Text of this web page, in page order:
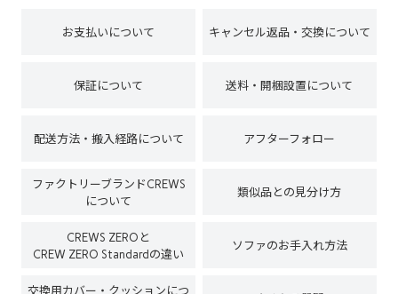
お支払いについて キャンセル返品・交換について
保証について 送料・開梱設置について
配送方法・搬入経路について アフターフォロー
ファクトリーブランドCREWS
について
類似品との見分け方
CREWS ZEROと
CREW ZERO Standardの違い
ソファのお手入れ方法
交換用カバー・クッションにつ